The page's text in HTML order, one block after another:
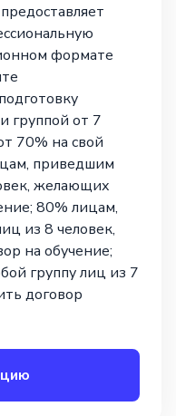
формате
группой от 7
70% на свой
приведшим
желающих
80% лицам,
из 8 человек,
на обучение;
группу лиц из 7
договор